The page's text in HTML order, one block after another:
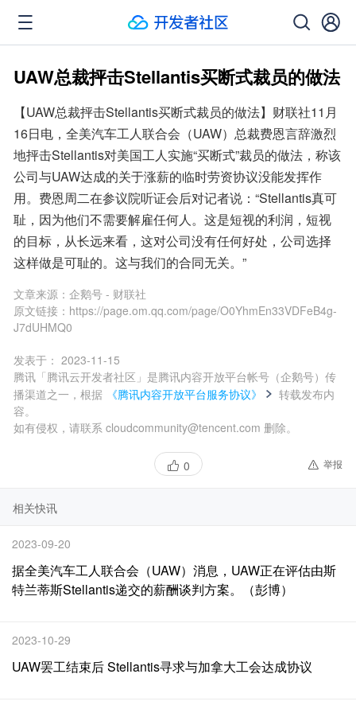
UAW总裁抨击Stellantis买断式裁员的做法
【UAW总裁抨击Stellantis买断式裁员的做法】财联社11月
16日电，全美汽车工人联合会（UAW）总裁费恩言辞激烈
地抨击Stellantis对美国工人实施“买断式”裁员的做法，称该
公司与UAW达成的关于涨薪的临时劳资协议没能发挥作
用。费恩周二在参议院听证会后对记者说：“Stellantis真可
耻，因为他们不需要解雇任何人。这是短视的利润，短视
的目标，从长远来看，这对公司没有任何好处，公司选择
这样做是可耻的。这与我们的合同无关。”
文章来源： 企鹅号 - 财联社
原文链接： https://page.om.qq.com/page/O0YhmEn33VDFeB4g-
J7dUHMQ0
发表于： 2023-11-15
腾讯「腾讯云开发者社区」是腾讯内容开放平台帐号（企鹅号）传
播渠道之一，根据
《腾讯内容开放平台服务协议》
转载发布内
容。
如有侵权，请联系 cloudcommunity@tencent.com 删除。
0 举报
相关快讯
2023-09-20
据全美汽车工人联合会（UAW）消息，UAW正在评估由斯
特兰蒂斯Stellantis递交的薪酬谈判方案。（彭博）
2023-10-29
UAW罢工结束后 Stellantis寻求与加拿大工会达成协议